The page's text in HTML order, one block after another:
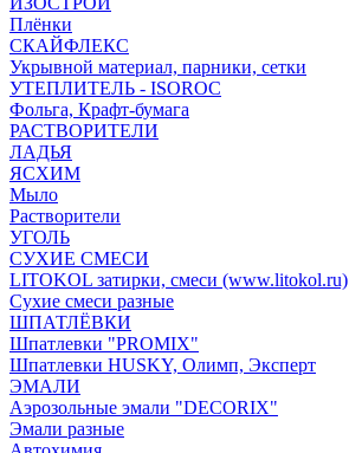
Плёнки
СКАЙФЛЕКС
Укрывной материал, парники, сетки
УТЕПЛИТЕЛЬ - ISOROC
Фольга, Крафт-бумага
РАСТВОРИТЕЛИ
ЛАДЬЯ
ЯСХИМ
Мыло
Растворители
УГОЛЬ
СУХИЕ СМЕСИ
LITOKOL затирки, смеси (www.litokol.ru)
Сухие смеси разные
ШПАТЛЁВКИ
Шпатлевки "PROMIX"
Шпатлевки HUSKY, Олимп, Эксперт
ЭМАЛИ
Аэрозольные эмали "DECORIX"
Эмали разные